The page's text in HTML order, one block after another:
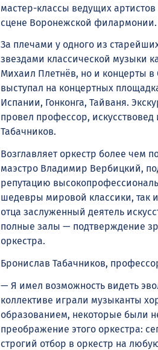
мастер-классы ведущих
сцене Воронежской филармонии.
За плечами у одного из
звездами классической музыки
Михаил Плетнёв, но и концерты
выступал на концертных
Испании, Гонконга, Тайваня.
провел профессор,
Табачников.
Возглавляет оркестр более чем
маэстро Владимир Вербицкий,
репутацию
шедевры мировой классики, так
отца заслуженный деятель
полные залы — подтверждение
оркестра.
Бронислав Табачников,
— Я имел возможность видеть
коллективе играли музыканты
образованием, некоторые были
преображение этого оркестра:
строгий отбор в оркестр на